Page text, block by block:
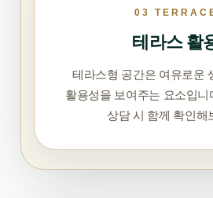
03
테라스 활
테라스형 공간은 여유로운
활용성을 보여주는 요소입니
상담 시 함께 확인해